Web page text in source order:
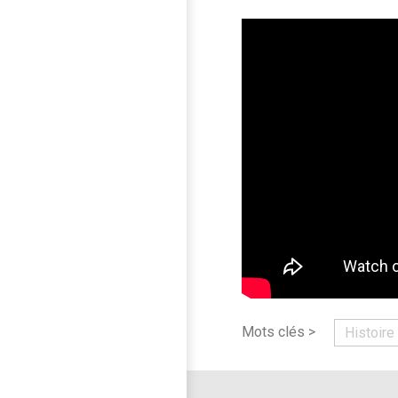
Mots clés > Histoire